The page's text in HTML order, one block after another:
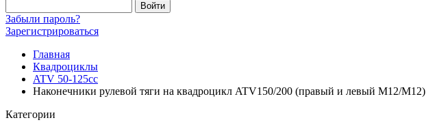
Забыли пароль?
Зарегистрироваться
Главная
Квадроциклы
ATV 50-125cc
Наконечники рулевой тяги на квадроцикл ATV150/200 (правый и левый M12/М12)
Категории